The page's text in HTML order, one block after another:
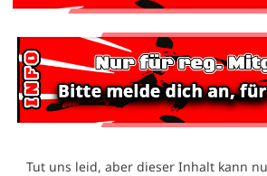
Tut uns leid, aber dieser Inhalt kann